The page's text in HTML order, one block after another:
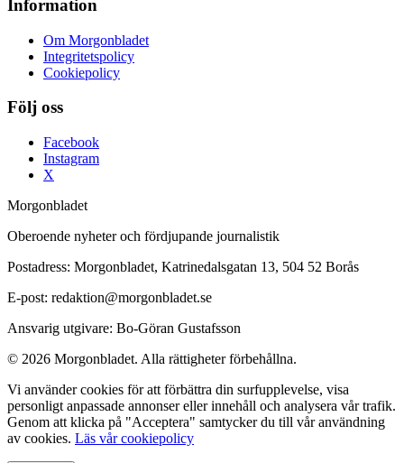
Information
Om Morgonbladet
Integritetspolicy
Cookiepolicy
Följ oss
Facebook
Instagram
X
Morgonbladet
Oberoende nyheter och fördjupande journalistik
Postadress: Morgonbladet, Katrinedalsgatan 13, 504 52 Borås
E-post: redaktion@morgonbladet.se
Ansvarig utgivare: Bo-Göran Gustafsson
© 2026 Morgonbladet. Alla rättigheter förbehållna.
Vi använder cookies för att förbättra din surfupplevelse, visa
personligt anpassade annonser eller innehåll och analysera vår trafik.
Genom att klicka på "Acceptera" samtycker du till vår användning
av cookies. Läs vår cookiepolicy